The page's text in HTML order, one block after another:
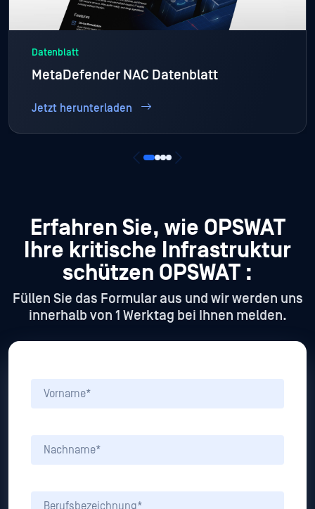
Datenblatt
MetaDefender NAC Datenblatt
Jetzt herunterladen
Erfahren Sie, wie OPSWAT
Ihre kritische Infrastruktur
schützen OPSWAT :
Füllen Sie das Formular aus und wir werden uns
innerhalb von 1 Werktag bei Ihnen melden.